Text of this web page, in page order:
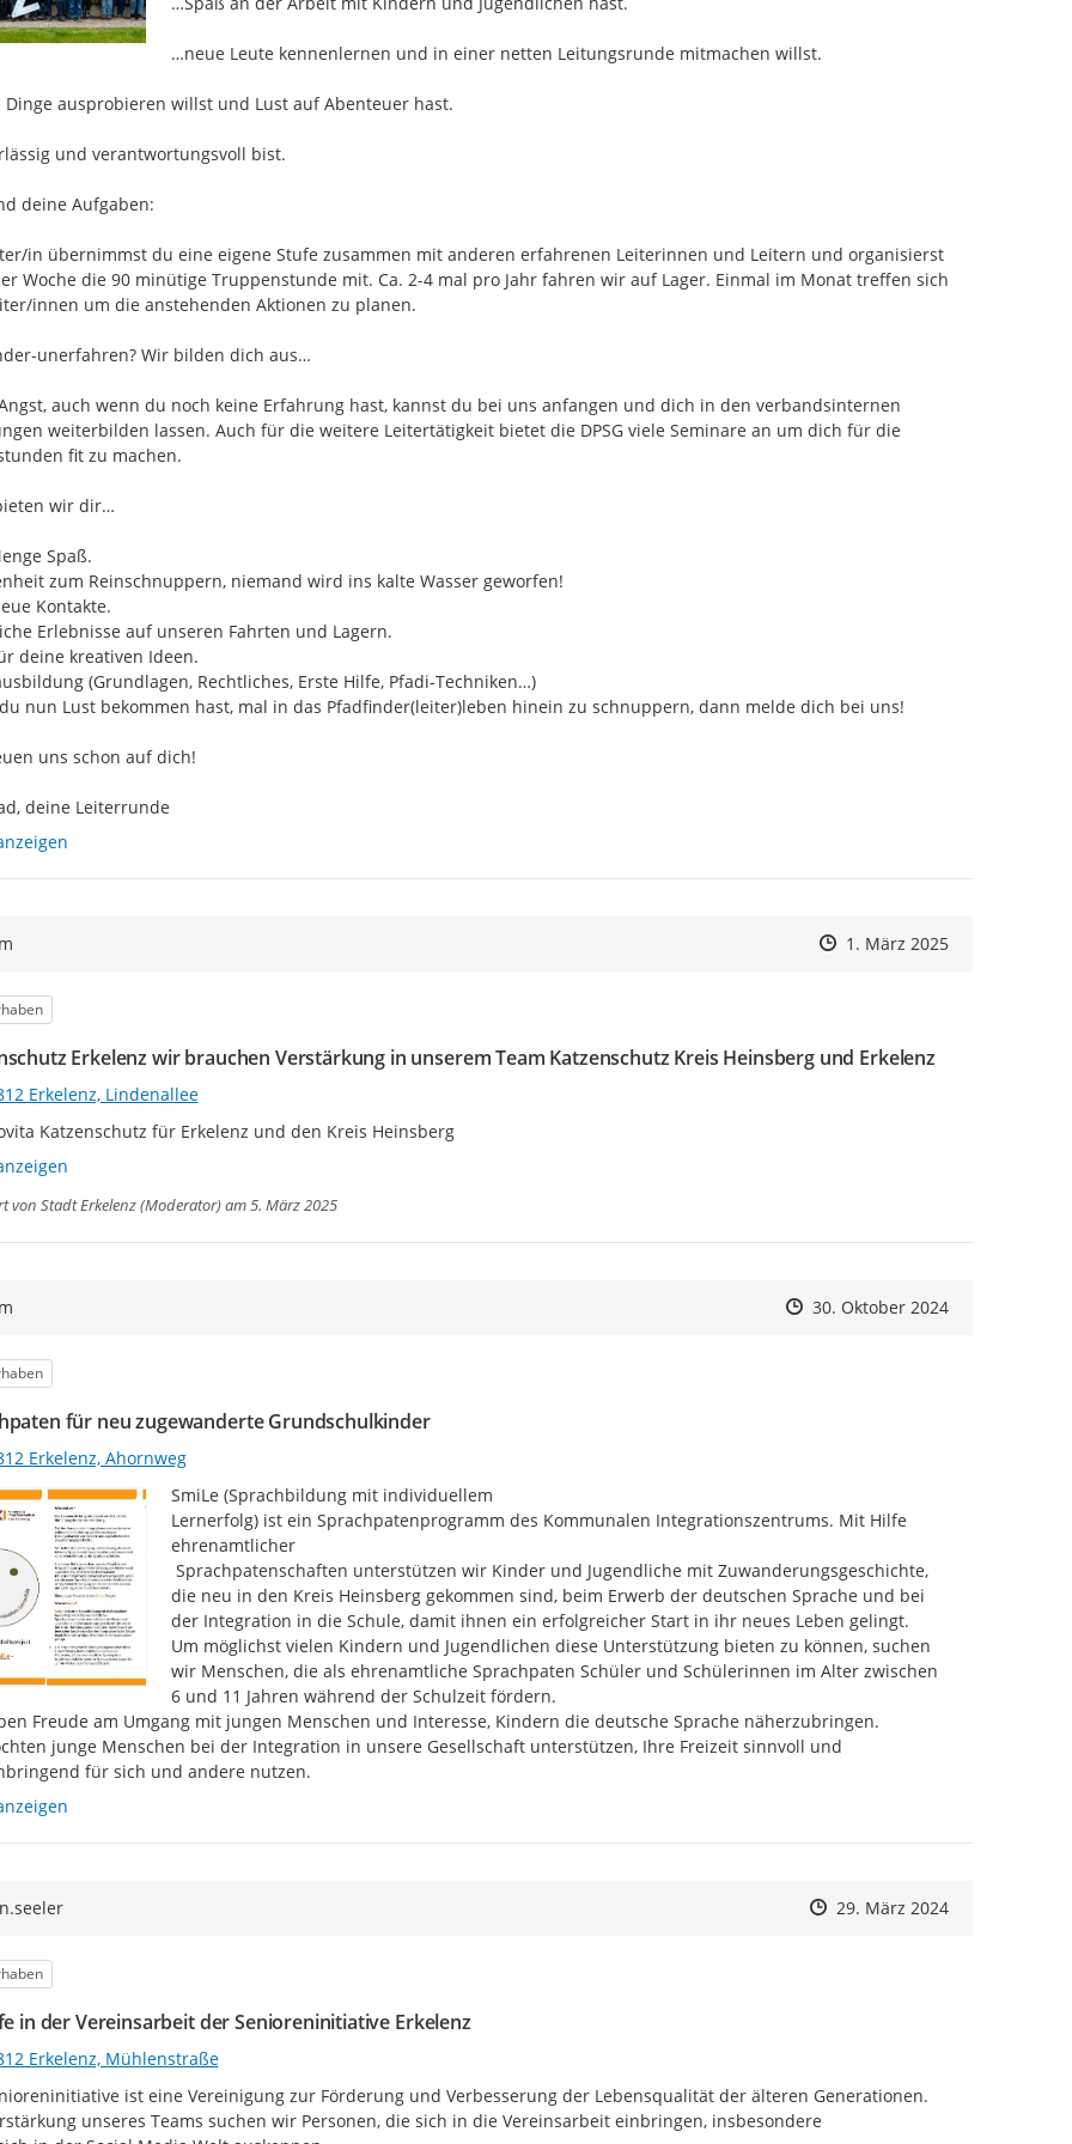
…neue Leute kennenlernen und in einer netten Leitungsrunde mitmachen willst.
Dinge ausprobieren willst und Lust auf Abenteuer hast.
und verantwortungsvoll bist.
deine Aufgaben:
in übernimmst du eine eigene Stufe zusammen mit anderen erfahrenen Leiterinnen und Leitern und organisierst
Woche die 90 minütige Truppenstunde mit. Ca. 2-4 mal pro Jahr fahren wir auf Lager. Einmal im Monat treffen sich
innen um die anstehenden Aktionen zu planen.
unerfahren? Wir bilden dich aus…
auch wenn du noch keine Erfahrung hast, kannst du bei uns anfangen und dich in den verbandsinternen
weiterbilden lassen. Auch für die weitere Leitertätigkeit bietet die DPSG viele Seminare an um dich für die
fit zu machen.
wir dir…
Spaß.
zum Reinschnuppern, niemand wird ins kalte Wasser geworfen!
Kontakte.
Erlebnisse auf unseren Fahrten und Lagern.
deine kreativen Ideen.
(Grundlagen, Rechtliches, Erste Hilfe, Pfadi-Techniken…)
nun Lust bekommen hast, mal in das Pfadfinder(leiter)leben hinein zu schnuppern, dann melde dich bei uns!
uns schon auf dich!
deine Leiterrunde
Zeitpunkt des Erstellens
Zeitpunkt des Erstellens
1. März 2025Zur Äußerung
Erkelenz wir brauchen Verstärkung in unserem Team Katzenschutz Kreis Heinsberg und Erkelenz
Erkelenz, Lindenallee
Katzenschutz für Erkelenz und den Kreis Heinsberg
von Stadt Erkelenz (Moderator)am 5. März 2025
Zeitpunkt des Erstellens
Zeitpunkt des Erstellens
30. Oktober 2024Zur Äußerung
für neu zugewanderte Grundschulkinder
Erkelenz, Ahornweg
SmiLe (Sprachbildung mit individuellem
Lernerfolg) ist ein Sprachpatenprogramm des Kommunalen Integrationszentrums. Mit Hilfe
ehrenamtlicher
die neu in den Kreis Heinsberg gekommen sind, beim Erwerb der deutschen Sprache und bei
der Integration in die Schule, damit ihnen ein erfolgreicher Start in ihr neues Leben gelingt.
Um möglichst vielen Kindern und Jugendlichen diese Unterstützung bieten zu können, suchen
wir Menschen, die als ehrenamtliche Sprachpaten Schüler und Schülerinnen im Alter zwischen
6 und 11 Jahren während der Schulzeit fördern.
Freude am Umgang mit jungen Menschen und Interesse, Kindern die deutsche Sprache näherzubringen.
junge Menschen bei der Integration in unsere Gesellschaft unterstützen, Ihre Freizeit sinnvoll und
für sich und andere nutzen.
Zeitpunkt des Erstellens
Zeitpunkt des Erstellens
29. März 2024Zur Äußerung
in der Vereinsarbeit der Senioreninitiative Erkelenz
Erkelenz, Mühlenstraße
ist eine Vereinigung zur Förderung und Verbesserung der Lebensqualität der älteren Generationen.
unseres Teams suchen wir Personen, die sich in die Vereinsarbeit einbringen, insbesondere